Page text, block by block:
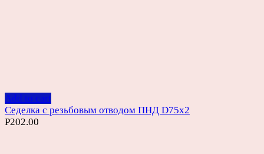
Add to cart
Седелка с резьбовым отводом ПНД D75х2
Р202.00